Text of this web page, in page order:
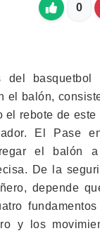
0
basquetbol
el balón,
el rebote de este
El Pase
el balón
De la
depende
fundamentos
y los